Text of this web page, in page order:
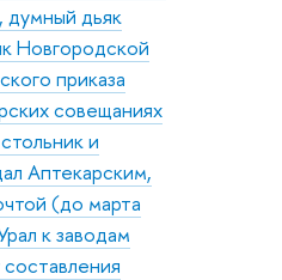
думный дьяк
Новгородской
приказа
совещаниях
и
Аптекарским,
(до марта
к заводам